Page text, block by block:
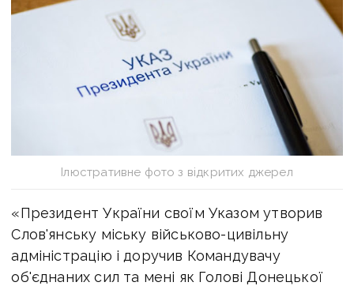
Ілюстративне фото з відкритих джерел
«Президент України своїм Указом утворив
Слов'янську міську військово-цивільну
адміністрацію і доручив Командувачу
об'єднаних сил та мені як Голові Донецької